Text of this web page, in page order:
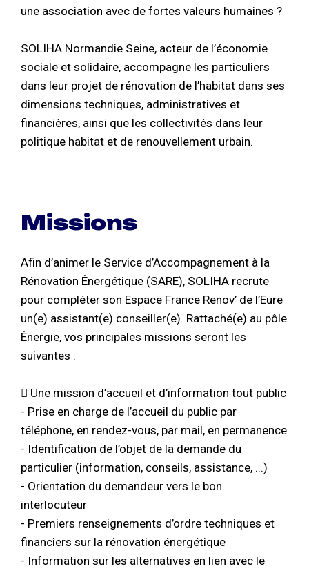
une association avec de fortes valeurs humaines ?
SOLIHA Normandie Seine, acteur de l’économie
sociale et solidaire, accompagne les particuliers
dans leur projet de rénovation de l’habitat dans ses
dimensions techniques, administratives et
financières, ainsi que les collectivités dans leur
politique habitat et de renouvellement urbain.
Missions
Afin d’animer le Service d’Accompagnement à la
Rénovation Énergétique (SARE), SOLIHA recrute
pour compléter son Espace France Renov’ de l’Eure
un(e) assistant(e) conseiller(e). Rattaché(e) au pôle
Énergie, vos principales missions seront les
suivantes :
 Une mission d’accueil et d’information tout public
- Prise en charge de l’accueil du public par
téléphone, en rendez-vous, par mail, en permanence
- Identification de l’objet de la demande du
particulier (information, conseils, assistance, ...)
- Orientation du demandeur vers le bon
interlocuteur
- Premiers renseignements d’ordre techniques et
financiers sur la rénovation énergétique
- Information sur les alternatives en lien avec le